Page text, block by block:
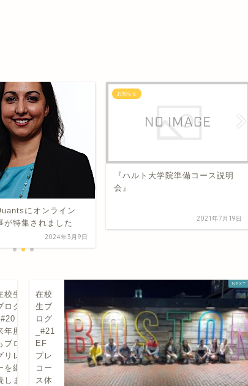
学院準備コース説明
2021年7月19日
London
在校生ブログ_＃26 オンライン
2024年1月20日
校生
ログ
_#20
年度
ブロ
リレ
を継
しま
在校
生ブ
ログ
_#21
EF
プレ
コー
ス体